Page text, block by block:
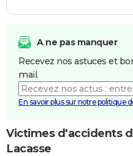
A ne pas manquer
Recevez nos astuces et
mail.
En savoir plus sur notre politique
Victimes d'accidents
Lacasse